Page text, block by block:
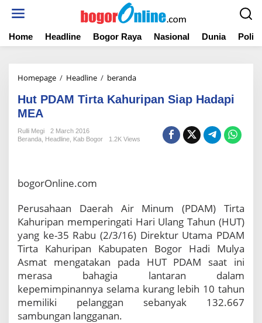
t
Home Headline Bogor Raya Nasional Dunia
Homepage / Headline / beranda
t
M
a
r
i
a
Hut PDAM Tirta Kahuripan Siap Hadapi
MEA
Rulli Megi
2 March 2016
Beranda Headline Kab Bogor 1.2K Views
bogorOnline.com
Perusahaan Daerah Air Minum (PDAM) Tirta
Kahuripan memperingati Hari Ulang Tahun (HUT)
yang ke-35 Rabu (2/3/16) Direktur Utama PDAM
Tirta Kahuripan Kabupaten Bogor Hadi Mulya
Asmat mengatakan pada HUT PDAM saat ini
merasa bahagia lantaran dalam
kepemimpinannya selama kurang lebih 10 tahun
memiliki pelanggan sebanyak 132.667
sambungan langganan.